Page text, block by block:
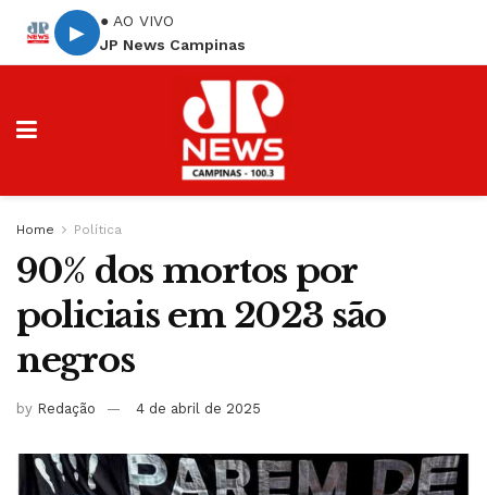
▶
● AO VIVO
JP News Campinas
Home Política
90% dos mortos por
policiais em 2023 são
negros
by Redação 4 de abril de 2025